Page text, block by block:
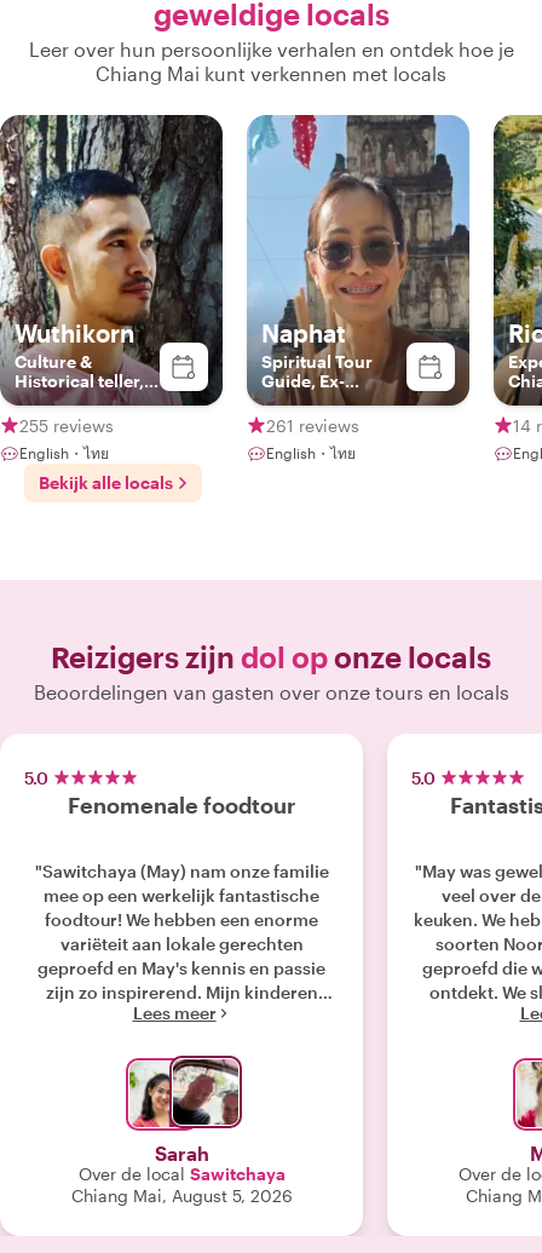
geweldige locals
Leer over hun persoonlijke verhalen en ontdek hoe je
Chiang Mai kunt verkennen met locals
Wuthikorn
Culture &
Historical teller,
Foodies, Easy
going person...
255 reviews
English・ไทย
Naphat
Spiritual Tour
Guide, Ex-
Buddhist Nun
and Trained
Guide For All
Accessible
261 reviews
English・ไทย
14
Bekijk alle locals
Reizigers zijn dol oponze locals
Beoordelingen van gasten over onze tours en locals
5.0
Fenomenale foodtour
"Sawitchaya (May) nam onze familie
mee op een werkelijk fantastische
foodtour! We hebben een enorme
variëteit aan lokale gerechten
geproefd en May's kennis en passie
zijn zo inspirerend. Mijn kinderen
vonden het ook geweldig. Het was een
onderdeel van de tour door de hele
stad, wat ook erg fijn was. Aarzel niet
om May te boeken voor deze
ongelooflijke ervaring in Chiang Mai."
Lees meer
Sarah
Over de local Sawitchaya​
Chiang Mai, August 5, 2026
5.0
"May was
veel over
keuken. We
soorten
geproefd die
ontdekt. We
lokale markt,
hebben
ontzettend
Over de
Chiang